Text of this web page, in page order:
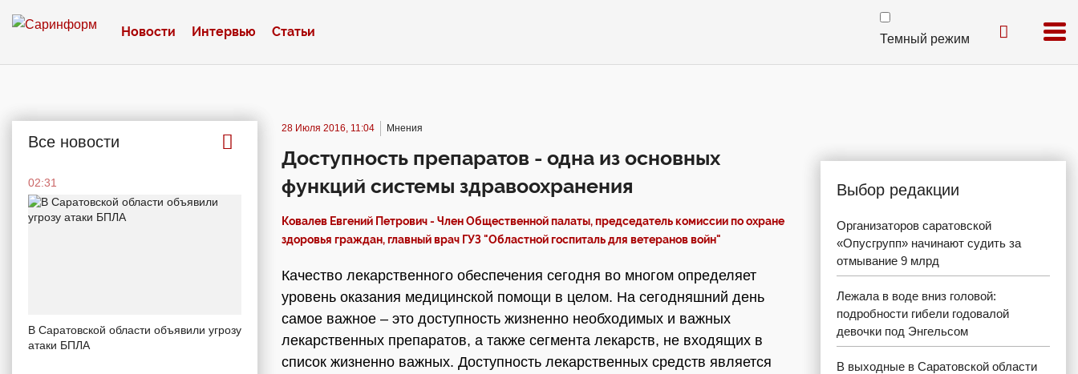
Новости Интервью Статьи Темный режим
Все новости
02:31
В Саратовской области объявили угрозу
атаки БПЛА
28 Июля 2016, 11:04 Мнения
Доступность препаратов - одна из основных
функций системы здравоохранения
Ковалев Евгений Петрович - Член Общественной палаты, председатель комиссии по охране
здоровья граждан, главный врач ГУЗ "Областной госпиталь для ветеранов войн"
Качество лекарственного обеспечения сегодня во многом определяет
уровень оказания медицинской помощи в целом. На сегодняшний день
самое важное – это доступность жизненно необходимых и важных
лекарственных препаратов, а также сегмента лекарств, не входящих в
список жизненно важных. Доступность лекарственных средств является
Выбор редакции
Организаторов саратовской
«Опусгрупп» начинают судить за
отмывание 9 млрд
Лежала в воде вниз головой:
подробности гибели годовалой
девочки под Энгельсом
В выходные в Саратовской области